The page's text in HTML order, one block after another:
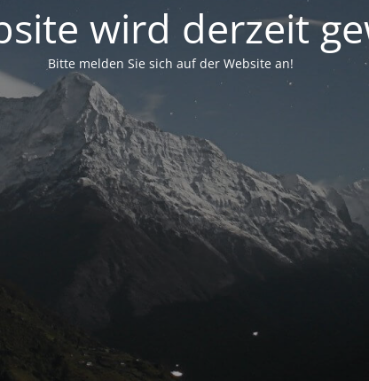
wird derzeit
Bitte melden Sie sich auf der Website an!